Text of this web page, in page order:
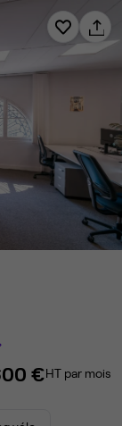
€HT par mois